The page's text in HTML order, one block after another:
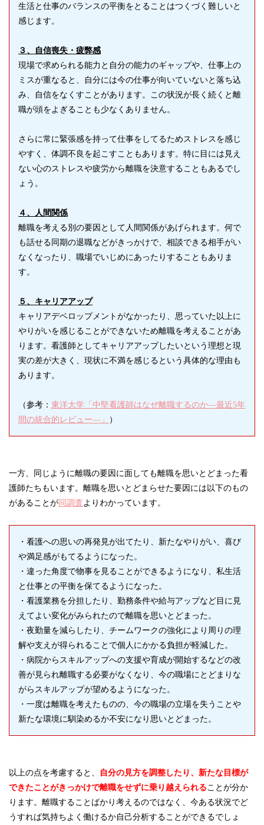
生活と仕事のバランスの平衡をとることはつくづく難しいと
感じます。
３、自信喪失・疲弊感
現場で求められる能力と自分の能力のギャップや、仕事上の
ミスが重なると、自分には今の仕事が向いていないと落ち込
み、自信をなくすことがあります。この状況が長く続くと離
職が頭をよぎることも少なくありません。
さらに常に緊張感を持って仕事をしてるためストレスを感じ
やすく、体調不良を起こすこともあります。特に目には見え
ない心のストレスや疲労から離職を決意することもあるでし
ょう。
４、人間関係
離職を考える別の要因として人間関係があげられます。何で
も話せる同期の退職などがきっかけで、相談できる相手がい
なくなったり、職場でいじめにあったりすることもありま
す。
５、キャリアアップ
キャリアデベロップメントがなかったり、思っていた以上に
やりがいを感じることができないため離職を考えることがあ
ります。看護師としてキャリアアップしたいという理想と現
実の差が大きく、現状に不満を感じるという具体的な理由も
あります。
（参考： 東洋大学「中堅看護師はなぜ離職するのか―最近5年
間の統合的レビュー―」
）
一方、同じように離職の要因に面しても離職を思いとどまった看
護師たちもいます。離職を思いとどまらせた要因には以下のもの
があることが同調査 よりわかっています。
・看護への思いの再発見が出てたり、新たなやりがい、喜び
や満足感がもてるようになった。
・違った角度で物事を見ることができるようになり、私生活
と仕事との平衡を保てるようになった。
・看護業務を分担したり、勤務条件や給与アップなど目に見
えてよい変化がみられたので離職を思いとどまった。
・夜勤量を減らしたり、チームワークの強化により周りの理
解や支えが得られることで個人にかかる負担が軽減した。
・病院からスキルアップへの支援や育成が開始するなどの改
善が見られ離職する必要がなくなり、今の職場にとどまりな
がらスキルアップが望めるようになった。
・一度は離職を考えたものの、今の職場の立場を失うことや
新たな環境に馴染めるか不安になり思いとどまった。
以上の点を考慮すると、
自分の見方を調整したり、新たな目標が
できたことがきっかけで離職をせずに乗り越えられる ことが分か
ります。離職することばかり考えるのではなく、今ある状況でど
うすれば気持ちよく働けるか自己分析することができるでしょ